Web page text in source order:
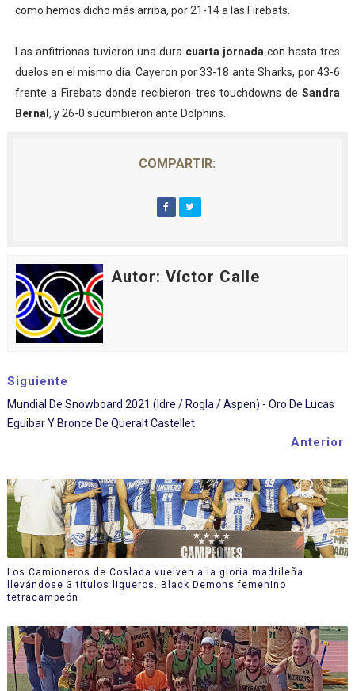
como hemos dicho más arriba, por 21-14 a las Firebats.
Las anfitrionas tuvieron una dura cuarta jornada con hasta tres
duelos en el mismo día. Cayeron por 33-18 ante Sharks, por 43-6
frente a Firebats donde recibieron tres touchdowns deSandra
Bernal , y 26-0 sucumbieron ante Dolphins.
COMPARTIR:
Autor: Víctor Calle
Siguiente
Mundial De Snowboard 2021 (Idre / Rogla / Aspen) - Oro De Lucas
Eguibar Y Bronce De Queralt Castellet
Anterior
Los Camioneros de Coslada vuelven a la gloria madrileña
llevándose 3 títulos ligueros. Black Demons femenino
tetracampeón